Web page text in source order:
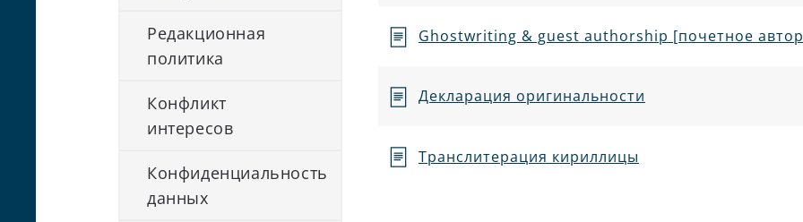
Редакционная
политика
Конфликт
интересов
Конфиденциальность
данных
Ghostwriting & guest authorship [почетное
Декларация оригинальности
Транслитерация кириллицы